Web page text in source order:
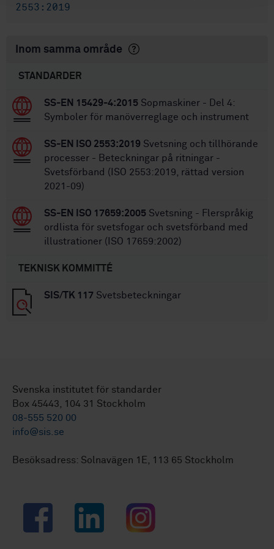
2553:2019
Inom samma område
STANDARDER
SS-EN 15429-4:2015 Sopmaskiner - Del 4:
Symboler för manöverreglage och instrument
SS-EN ISO 2553:2019 Svetsning och tillhörande
processer - Beteckningar på ritningar -
Svetsförband (ISO 2553:2019, rättad version
2021-09)
SS-EN ISO 17659:2005 Svetsning - Flerspråkig
ordlista för svetsfogar och svetsförband med
illustrationer (ISO 17659:2002)
TEKNISK KOMMITTÉ
SIS/TK 117 Svetsbeteckningar
Svenska institutet för standarder
Box 45443, 104 31 Stockholm
08-555 520 00
info@sis.se
Besöksadress: Solnavägen 1E, 113 65 Stockholm
Facebook LinkedIn Instagram